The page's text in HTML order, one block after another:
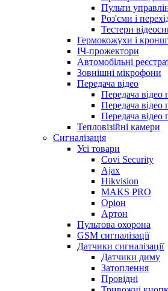
Пульти
Роз'єми і
Тестери
Гермокожухи і
ІЧ-прожектори
Автомобільні
Зовнішні мікрофони
Передача відео
Передача відео
Передача відео
Передача
Тепловізійні камери
Cигналізація
Усі товари
Covi Security
Ajax
Hikvision
MAKS PRO
Оріон
Артон
Пультова охорона
GSM сигналізації
Датчики сигналізації
Датчики диму
Затоплення
Провідні